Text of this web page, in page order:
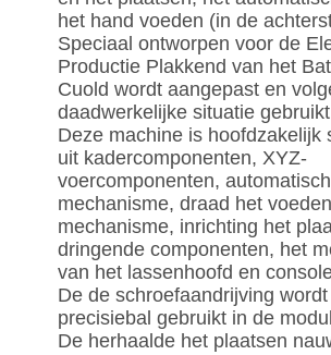
het hand voeden (in de
Speciaal ontworpen voor de
Productie Plakkend van het
Cuold wordt aangepast en
daadwerkelijke situatie
Deze machine is hoofdzakelijk
uit kadercomponenten, XYZ-
voercomponenten,
mechanisme, draad het voeden
mechanisme, inrichting het
dringende componenten, het
van het lassenhoofd en
De de schroefaandrijving
precisiebal gebruikt in de
De herhaalde het plaatsen